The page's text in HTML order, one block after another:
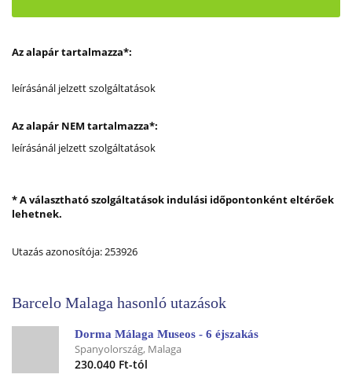
Az alapár tartalmazza*:
leírásánál jelzett szolgáltatások
Az alapár NEM tartalmazza*:
leírásánál jelzett szolgáltatások
* A választható szolgáltatások indulási időpontonként eltérőek
lehetnek.
Utazás azonosítója: 253926
Barcelo Malaga hasonló utazások
Dorma Málaga Museos - 6 éjszakás
Spanyolország, Malaga
230.040 Ft-tól